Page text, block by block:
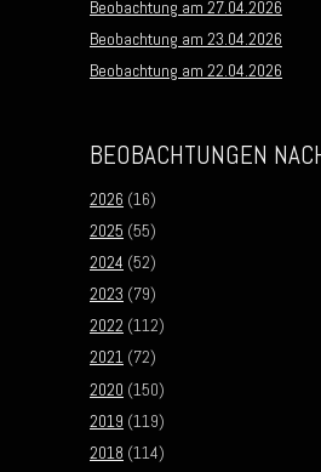
Beobachtung am 27.04.2026
Beobachtung am 23.04.2026
Beobachtung am 22.04.2026
BEOBACHTUNGEN
2026 (16)
2025 (55)
2024 (52)
2023 (79)
2022 (112)
2021 (72)
2020 (150)
2019 (119)
2018 (114)